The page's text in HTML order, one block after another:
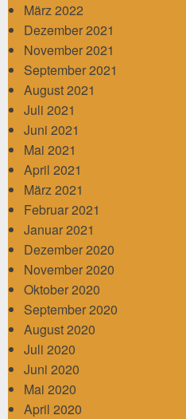
März 2022
Dezember 2021
November 2021
September 2021
August 2021
Juli 2021
Juni 2021
Mai 2021
April 2021
März 2021
Februar 2021
Januar 2021
Dezember 2020
November 2020
Oktober 2020
September 2020
August 2020
Juli 2020
Juni 2020
Mai 2020
April 2020